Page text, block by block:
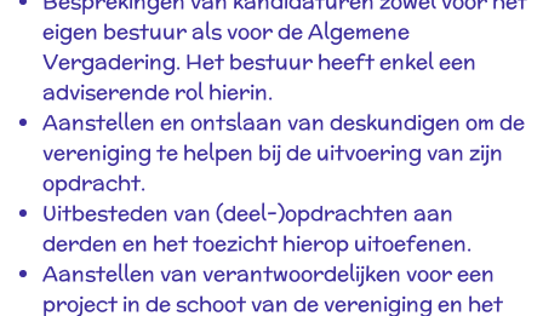
eigen bestuur als voor de Algemene
Vergadering. Het bestuur heeft enkel een
adviserende rol hierin.
Aanstellen en ontslaan van deskundigen om de
vereniging te helpen bij de uitvoering van zijn
opdracht.
Uitbesteden van (deel-)opdrachten aan
derden en het toezicht hierop uitoefenen.
Aanstellen van verantwoordelijken voor een
project in de schoot van de vereniging en het